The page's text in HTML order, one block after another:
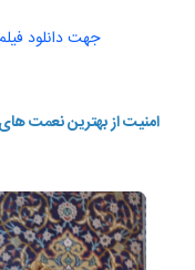
جهت دانلود
امنیت از بهترین نعمت